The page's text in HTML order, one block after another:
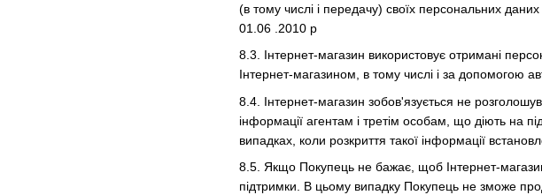
(в тому числі і передачу) своїх персональних
01.06 .2010 р
8.3. Інтернет-магазин використовує отримані
Інтернет-магазином, в тому числі і за допомогою
8.4. Інтернет-магазин зобов'язується не
інформації агентам і третім особам, що діють на
випадках, коли розкриття такої інформації
8.5. Якщо Покупець не бажає, щоб Інтернет-
підтримки. В цьому випадку Покупець не зможе